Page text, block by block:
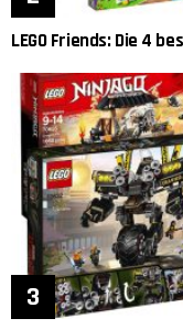
LEGO Friends: Die 4